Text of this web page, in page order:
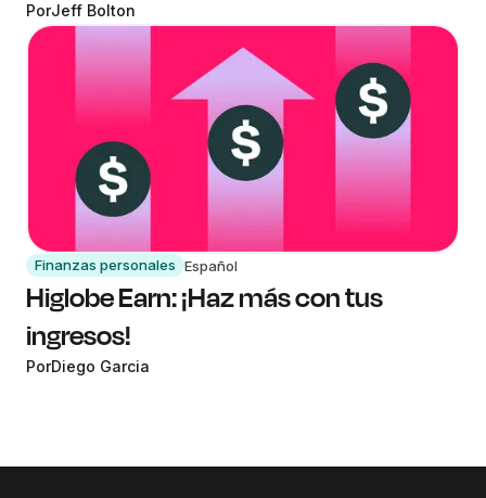
PorJeff Bolton
Finanzas personales Español
Higlobe Earn: ¡Haz más con tus
ingresos!
PorDiego Garcia